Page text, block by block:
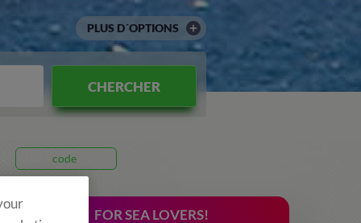
CHERCHER
PLUS D´OPTIONS
code
FOR SEA LOVERS!